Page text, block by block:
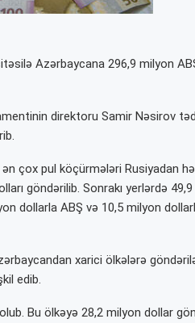
Azərbaycana 296,9 milyon
direktoru Samir Nəsirov
çox pul köçürmələri Rusiyadan
göndərilib. Sonrakı yerlərdə
dollarla ABŞ və 10,5 milyon
xarici ölkələrə
edib.
Bu ölkəyə 28,2 milyon dollar